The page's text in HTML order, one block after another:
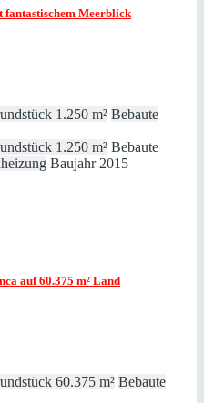
Meerblick
1.250 m² Bebaute
1.250 m² Bebaute
Baujahr 2015
auf 60.375 ​​​​​​​m² Land
60.375 m² Bebaute